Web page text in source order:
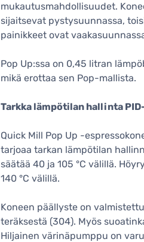
mukautusmahdollisuudet.
sijaitsevat pystysuunnassa,
painikkeet ovat
Pop Up:ssa on 0,45 litran
mikä erottaa sen Pop-mallista.
Tarkka lämpötilan hallinta
Quick Mill Pop Up -
tarjoaa tarkan lämpötilan
säätää 40 ja 105 °C välillä.
140 °C välillä.
Koneen päällyste on
teräksestä (304). Myös
Hiljainen värinäpumppu on